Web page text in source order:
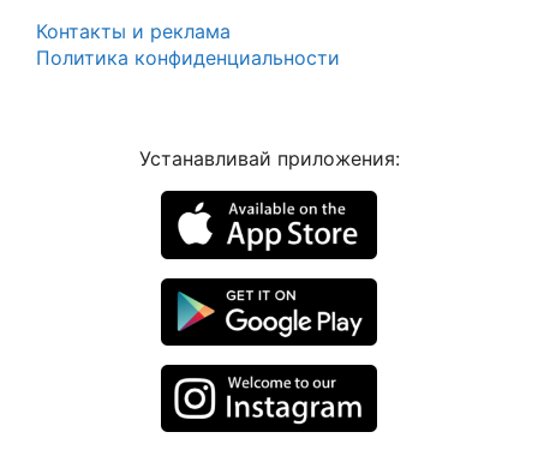
Контакты и реклама
Политика конфиденциальности
Устанавливай приложения: